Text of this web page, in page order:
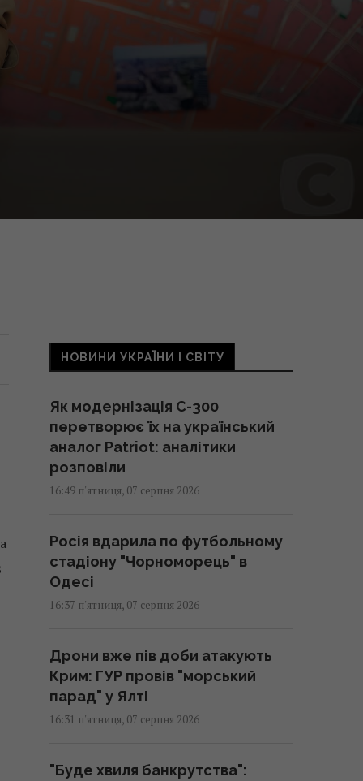
НОВИНИ УКРАЇНИ І СВІТУ
Як модернізація С-300
перетворює їх на український
аналог Patriot: аналітики
розповіли
16:49 п'ятниця, 07 серпня 2026
Росія вдарила по футбольному
стадіону "Чорноморець" в
Одесі
16:37 п'ятниця, 07 серпня 2026
Дрони вже пів доби атакують
Крим: ГУР провів "морський
парад" у Ялті
16:31 п'ятниця, 07 серпня 2026
"Буде хвиля банкрутства":